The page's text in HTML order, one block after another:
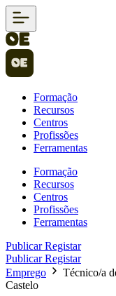
Formação
Recursos
Centros
Profissões
Ferramentas
Formação
Recursos
Centros
Profissões
Ferramentas
PublicarRegistar
PublicarRegistar
Emprego
Técnico/a
Castelo